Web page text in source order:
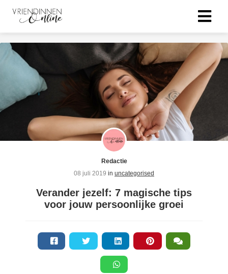
Redactie
08 juli 2019 in uncategorised
Verander jezelf: 7 magische tips
voor jouw persoonlijke groei